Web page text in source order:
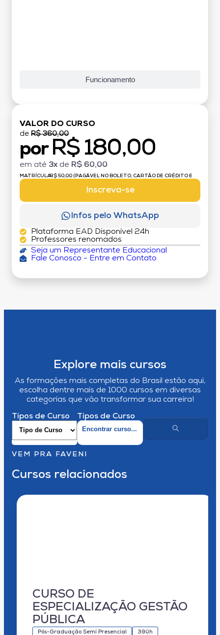
Funcionamento
VALOR DO CURSO
de R$ 360,00
por R$ 180,00
em até 3x de R$ 60,00
MATRÍCULA:R$ 50,00 (PAGÁVEL NO BOLETO, CARTÃO DE CRÉDITO E
Inscreva-se
Infos pelo WhatsApp
Plataforma EAD Disponível 24h
Professores renomados
Seja um Representante Educacional
Fale Conosco - Entre em Contato
Explore mais cursos
As formações mais completas do Brasil estão aqui,
escolha dentre mais de 1000 cursos em diversas
categorias que vão transformar sua carreira!
Tipos de Curso Tipos de Curso
VEM PRA FAVENI
Cursos relacionados
CURSO DE
ESPECIALIZAÇÃO GESTÃO
PÚBLICA
Pós-Graduação Semi Presencial 390h